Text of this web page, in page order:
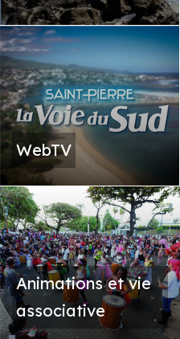
WebTV
Animations et vie
associative